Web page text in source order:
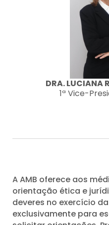
DRA. LUCIANA
1ª Vice-
A AMB oferece aos
orientação ética e
deveres no exercício
exclusivamente para